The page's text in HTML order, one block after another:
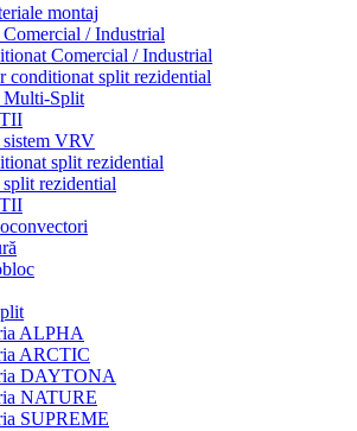
montaj
/ Industrial
Comercial / Industrial
conditionat split rezidential
Multi-Split
VRV
split rezidential
rezidential
ALPHA
ARCTIC
DAYTONA
NATURE
SUPREME